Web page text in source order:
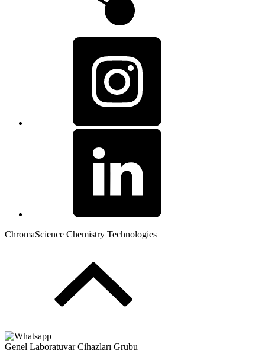
ChromaScience Chemistry Technologies
Genel Laboratuvar Cihazları Grubu